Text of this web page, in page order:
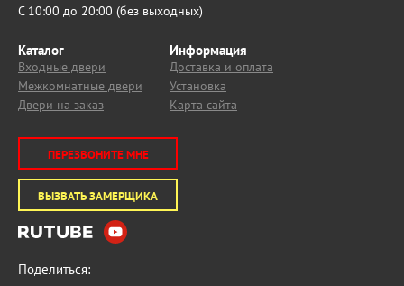
С 10:00 до 20:00 (без выходных)
Каталог
Входные двери
Межкомнатные двери
Двери на заказ
Информация
Доставка и оплата
Установка
Карта сайта
ПЕРЕЗВОНИТЕ МНЕ
ВЫЗВАТЬ ЗАМЕРЩИКА
Поделиться: